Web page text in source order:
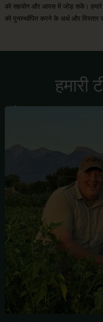
को सहयोग और आपस में जोड़ सकें। हमारे
को पुनर्स्थापित करने के अर्थ और
हमारी